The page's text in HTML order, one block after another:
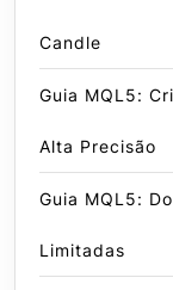
Candle
Guia MQL5:
Alta Precisão
Guia MQL5:
Limitadas